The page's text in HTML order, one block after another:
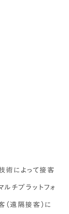
術によって接客
チプラットフォ
遠隔接客）に